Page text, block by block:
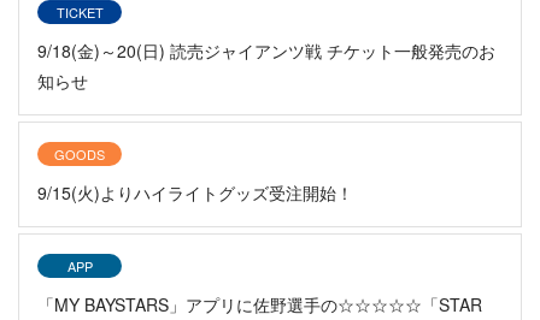
TICKET
9/18(金)～20(日) 読売ジャイアンツ戦 チケット一般発売のお
知らせ
GOODS
9/15(火)よりハイライトグッズ受注開始！
APP
「MY BAYSTARS」アプリに佐野選手の☆☆☆☆☆「STAR